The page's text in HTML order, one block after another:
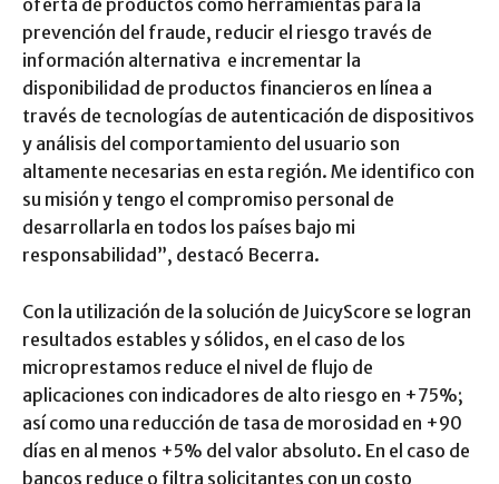
prevención del fraude, reducir el riesgo través de
información alternativa e incrementar la
disponibilidad de productos financieros en línea a
través de tecnologías de autenticación de dispositivos
y análisis del comportamiento del usuario son
altamente necesarias en esta región. Me identifico con
su misión y tengo el compromiso personal de
desarrollarla en todos los países bajo mi
responsabilidad”, destacó Becerra.
Con la utilización de la solución de JuicyScore se logran
resultados estables y sólidos, en el caso de los
microprestamos reduce el nivel de flujo de
aplicaciones con indicadores de alto riesgo en +75%;
así como una reducción de tasa de morosidad en +90
días en al menos +5% del valor absoluto. En el caso de
bancos reduce o filtra solicitantes con un costo